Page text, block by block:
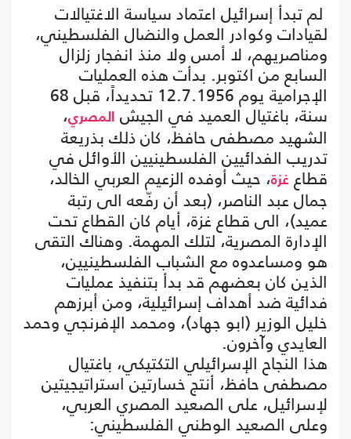
لم تبدأ إسرائيل اعتماد سياسة الاغتيالات
لقيادات وكوادر العمل والنضال الفلسطيني،
ومناصريهم، لا أمس ولا منذ انفجار زلزال
السابع من اكتوبر. بدأت هذه العمليات
الإجرامية يوم 12.7.1956 تحديداً، قبل 68
سنة، باغتيال العميد في الجيش المصري،
الشهيد مصطفى حافظ، كان ذلك بذريعة
تدريب الفدائيين الفلسطينيين الأوائل في
قطاع غزة، حيث أوفده الزعيم العربي الخالد،
جمال عبد الناصر، (بعد أن رفّعه الى رتبة
عميد)، الى قطاع غزة، أيام كان القطاع تحت
الإدارة المصرية، لتلك المهمة. وهناك التقى
هو ومساعدوه مع الشباب الفلسطينيين،
الذين كان بعضهم قد بدأ بتنفيذ عمليات
فدائية ضد أهداف إسرائيلية، ومن أبرزهم
خليل الوزير (ابو جهاد)، ومحمد الإفرنجي وحمد
العايدي وآخرون.
هذا النجاح الإسرائيلي التكتيكي، باغتيال
مصطفى حافظ، أنتج خسارتين استراتيجيتين
لإسرائيل، على الصعيد المصري العربي،
وعلى الصعيد الوطني الفلسطيني: